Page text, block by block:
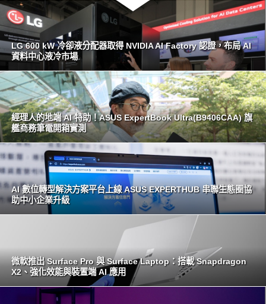
LG 600 kW 冷卻液分配器取得 NVIDIA AI Factory 認證，布局 AI
資料中心液冷市場
經理人的地端 AI 特助！ASUS ExpertBook Ultra(B9406CAA) 旗
艦商務筆電開箱實測
AI 數位轉型解決方案平台上線 ASUS EXPERTHUB 串聯生態圈協
助中小企業升級
微軟推出 Surface Pro 與 Surface Laptop：搭載 Snapdragon
X2、強化效能與裝置端 AI 應用